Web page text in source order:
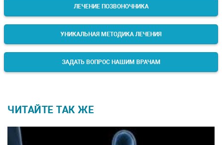
ЛЕЧЕНИЕ ПОЗВОНОЧНИКА
УНИКАЛЬНАЯ МЕТОДИКА ЛЕЧЕНИЯ
ЗАДАТЬ ВОПРОС НАШИМ ВРАЧАМ
ЧИТАЙТЕ ТАК ЖЕ